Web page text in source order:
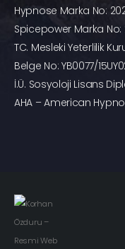
Hypnose Marka No:
Spicepower Marka No:
TC. Mesleki Yeterlilik
Belge No: YB0077/
İ.Ü. Sosyoloji Lisans
AHA – American